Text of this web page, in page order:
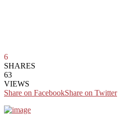
6
SHARES
63
VIEWS
Share on FacebookShare on Twitter